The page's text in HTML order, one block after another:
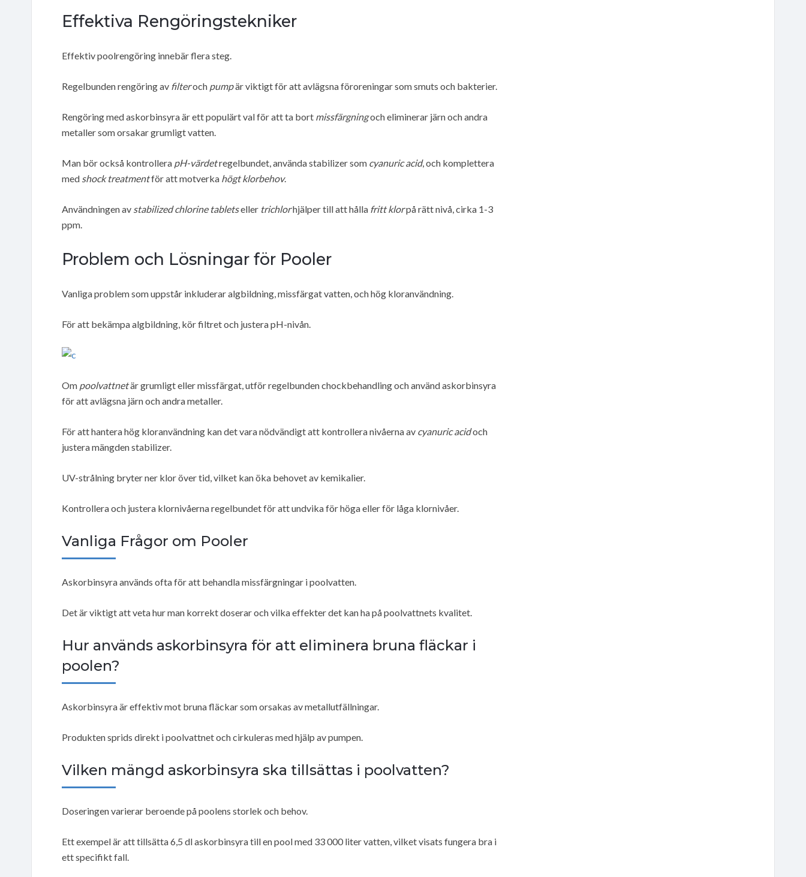
Effektiva Rengöringstekniker
Effektiv poolrengöring innebär flera steg.
Regelbunden rengöring av filteroch pumpär viktigt för att avlägsna föroreningar som smuts och bakterier.
Rengöring med askorbinsyra är ett populärt val för att ta bort missfärgningoch eliminerar järn och andra
metaller som orsakar grumligt vatten.
Man bör också kontrollera pH-värdetregelbundet, använda stabilizer som cyanuric acid, och komplettera
med shock treatmentför att motverka högt klorbehov.
Användningen av stabilized chlorine tabletseller trichlorhjälper till att hålla fritt klorpå rätt nivå, cirka 1-3
ppm.
Problem och Lösningar för Pooler
Vanliga problem som uppstår inkluderar algbildning, missfärgat vatten, och hög kloranvändning.
För att bekämpa algbildning, kör filtret och justera pH-nivån.
Om poolvattnetär grumligt eller missfärgat, utför regelbunden chockbehandling och använd askorbinsyra
för att avlägsna järn och andra metaller.
För att hantera hög kloranvändning kan det vara nödvändigt att kontrollera nivåerna av cyanuric acidoch
justera mängden stabilizer.
UV-strålning bryter ner klor över tid, vilket kan öka behovet av kemikalier.
Kontrollera och justera klornivåerna regelbundet för att undvika för höga eller för låga klornivåer.
Vanliga Frågor om Pooler
Askorbinsyra används ofta för att behandla missfärgningar i poolvatten.
Det är viktigt att veta hur man korrekt doserar och vilka effekter det kan ha på poolvattnets kvalitet.
Hur används askorbinsyra för att eliminera bruna fläckar i
poolen?
Askorbinsyra är effektiv mot bruna fläckar som orsakas av metallutfällningar.
Produkten sprids direkt i poolvattnet och cirkuleras med hjälp av pumpen.
Vilken mängd askorbinsyra ska tillsättas i poolvatten?
Doseringen varierar beroende på poolens storlek och behov.
Ett exempel är att tillsätta 6,5 dl askorbinsyra till en pool med 33 000 liter vatten, vilket visats fungera bra i
ett specifikt fall.